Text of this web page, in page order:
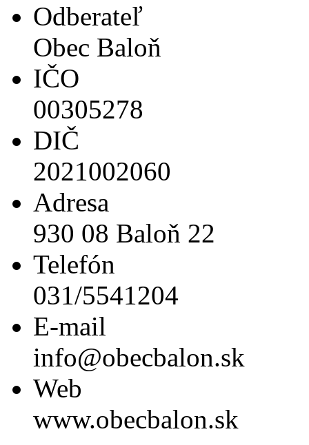
Odberateľ
Obec Baloň
IČO
00305278
DIČ
2021002060
Adresa
930 08 Baloň 22
Telefón
031/5541204
E-mail
info@obecbalon.sk
Web
www.obecbalon.sk